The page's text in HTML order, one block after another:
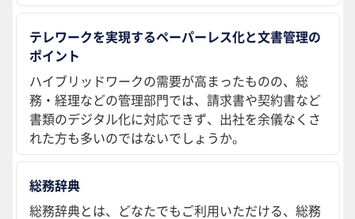
テレワークを実現するペーパーレス化と文書管理の
ポイント
ハイブリッドワークの需要が高まったものの、総
務・経理などの管理部門では、請求書や契約書など
書類のデジタル化に対応できず、出社を余儀なくさ
れた方も多いのではないでしょうか。
総務辞典
総務辞典とは、どなたでもご利用いただける、総務